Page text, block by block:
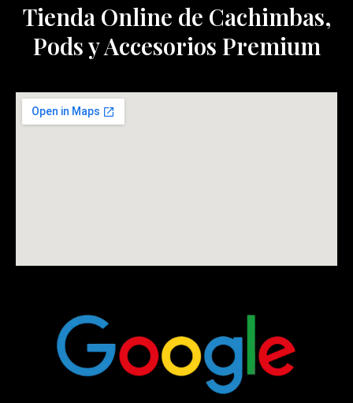
Tienda Online de Cachimbas,
Pods y Accesorios Premium